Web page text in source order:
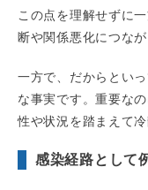
この点を理解せずに
断や関係悪化につな
一方で、だからとい
な事実です。重要な
性や状況を踏まえて
感染経路として